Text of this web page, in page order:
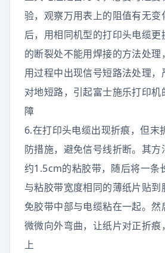
验，观察万用表上的阻值有无变
后，用相同机型的打印头电缆
的断裂处不能用焊接的方法处
用过程中出现信号短路法处理，
对地短路，引起富士施乐打印
障
6.在打印头电缆出现折痕，但末
防措施，避免信号线折断。其方
约1.5cm的粘胶带，随后将一条
与粘胶带宽度相同的薄纸片贴
免胶带中部与电缆粘在一起。然
微微向外弯曲，让纸片对正折痕
上